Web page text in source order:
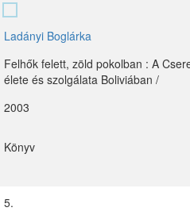
Ladányi Boglárka
Felhők felett, zöld pokolban : A
élete és szolgálata Boliviában /
2003
Könyv
5.